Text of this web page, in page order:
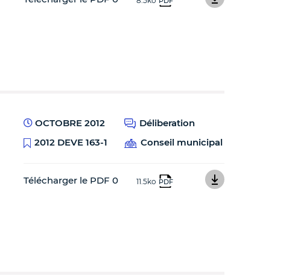
OCTOBRE 2012
Déliberation
2012 DEVE 163-1
Conseil municipal
Télécharger le PDF 0 11.5ko PDF